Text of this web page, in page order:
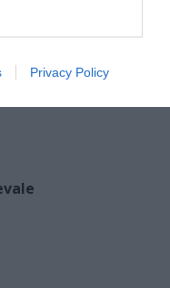
Privacy Policy